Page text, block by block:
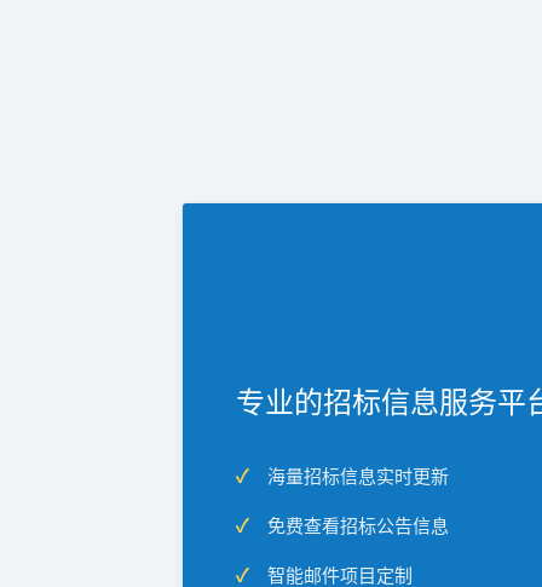
专业的招标信息服务平
海量招标信息实时更新
免费查看招标公告信息
智能邮件项目定制